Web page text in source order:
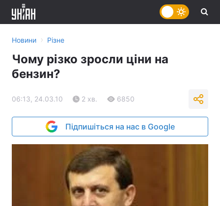
Новини › Різне
Чому різко зросли ціни на
бензин?
06:13, 24.03.10 2 хв. 6850
Підпишіться на нас в Google